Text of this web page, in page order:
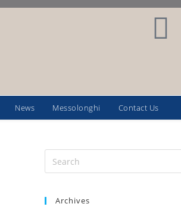
News Messolonghi Contact Us
Archives